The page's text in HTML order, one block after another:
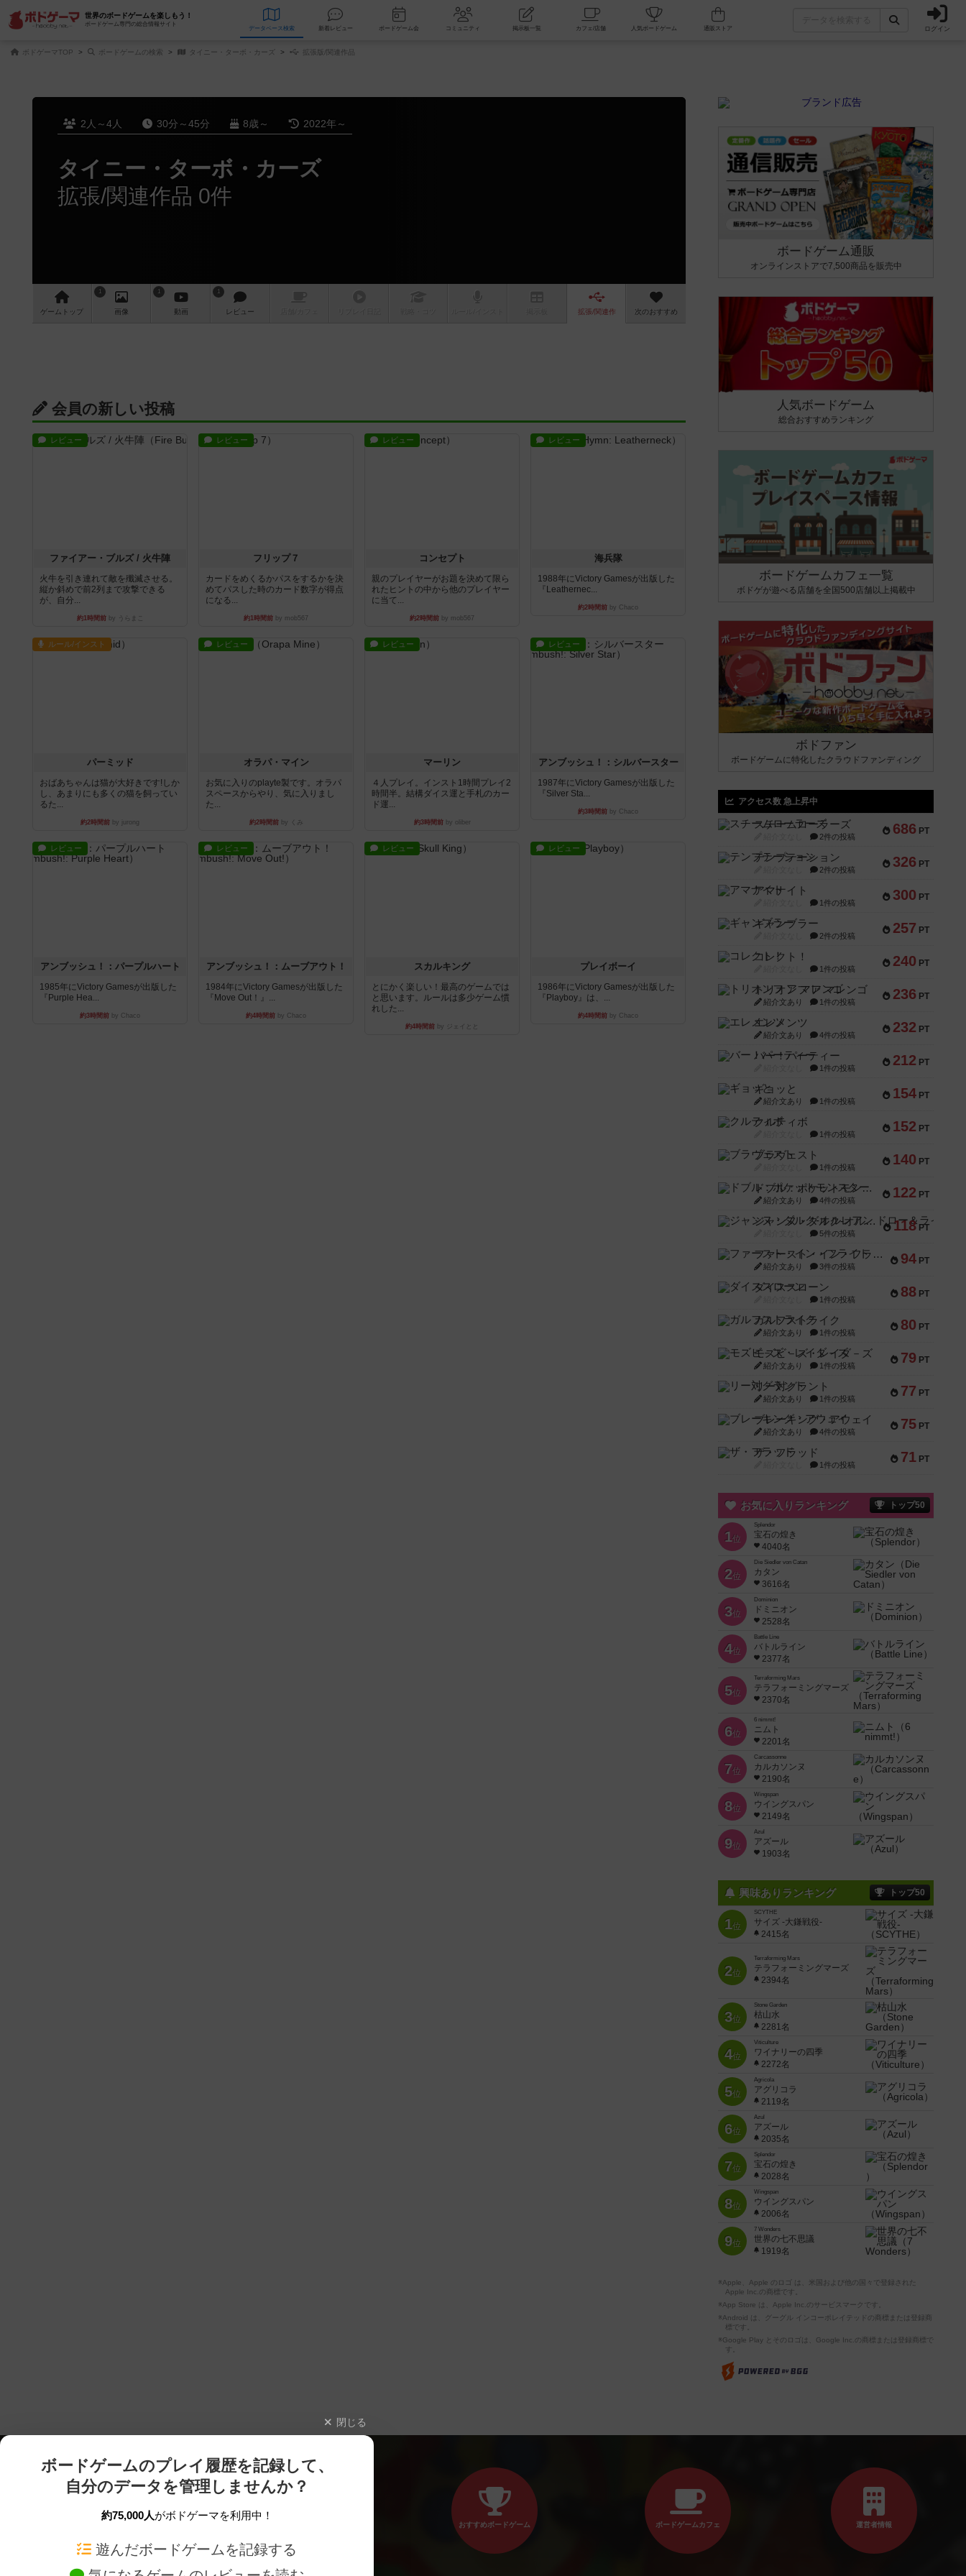
世界のボードゲームを楽しもう！
ボードゲーム専門の総合情報サイト
データベース 検索 新着レビュー ボードゲーム会 コミュニティ 掲示板一覧 カフェ/店舗 人気ボードゲーム ログイン
ボドゲーマTOP ボードゲームの検索 タイニー・ターボ・カーズ 拡張版/関連作品
2人～4人 30分～45分 8歳～ 2022年～
タイニー・ターボ・カーズ
拡張/関連作品 0件
ゲーム トップ
1
画像
1
動画
1
レビュー 拡張/関連作 次のおすすめ
会員の新しい投稿
レビュー
ファイアー・ブルズ / 火牛陣
火牛を引き連れて敵を殲滅させる。
縦か斜めで前2列まで攻撃できる
が、自分...
約1時間前by うらまこ
レビュー
フリップ７
カードをめくるかパスをするかを決
めてパスした時のカード数字が得点
になる...
約1時間前 by mob567
レビュー
コンセプト
親のプレイヤーがお題を決めて限ら
れたヒントの中から他のプレイヤー
に当て...
約2時間前 by mob567
レビュー
海兵隊
1988年にVictory Gamesが出版した
『Leathernec...
約2時間前 by Chaco
ルール/インスト
パーミッド
おばあちゃんは猫が大好きです!しか
し、あまりにも多くの猫を飼ってい
るた...
約2時間前 by jurong
レビュー
オラパ・マイン
お気に入りのplayte製です。オラパ
スペースからやり、気に入りまし
た...
約2時間前by くみ
レビュー
マーリン
４人プレイ。インスト1時間プレイ2
時間半。結構ダイス運と手札のカー
ド運...
約3時間前by oliber
レビュー
アンブッシュ！：シルバースター
1987年にVictory Gamesが出版した
『Silver Sta...
約3時間前 by Chaco
レビュー
アンブッシュ！：パープルハート
1985年にVictory Gamesが出版した
『Purple Hea...
約3時間前 by Chaco
レビュー
アンブッシュ！：ムーブアウト！
1984年にVictory Gamesが出版した
『Move Out！』...
約4時間前 by Chaco
レビュー
スカルキング
とにかく楽しい！最高のゲームでは
と思います。ルールは多少ゲーム慣
れした...
約4時間前 by ジェイとと
レビュー
プレイボーイ
1986年にVictory Gamesが出版した
『Playboy』は、...
約4時間前 by Chaco
ボードゲーム通販
オンラインストアで7,500商品を販売中
人気ボードゲーム
総合おすすめランキング
ボードゲームカフェ一覧
ボドゲが遊べる店舗を全国500店舗以上掲載中
ボドファン
ボードゲームに特化したクラウドファンディング
アクセス数 急上昇中
686 PT
スチームローラーズ
2件の投稿
326 PT
テンプテーション
2件の投稿
300 PT
アマナイト
1件の投稿
257 PT
ギャンブラー
2件の投稿
240 PT
コレクト！
1件の投稿
236 PT
トリオンフ ア マレンゴ
紹介文あり 1件の投稿
232 PT
エレメンツ
紹介文あり 4件の投稿
212 PT
バー！パーティー
1件の投稿
154 PT
ギョッと
紹介文あり 1件の投稿
152 PT
クルティボ
1件の投稿
140 PT
ブラヴェスト
1件の投稿
122 PT
ドブル：ポケットモンスター
紹介文あり 4件の投稿
118 PT
ジャンヌ・ダルク-オルレアン ドロー＆ライト
5件の投稿
94 PT
ファースト・イン・フライト
紹介文あり 3件の投稿
88 PT
ダイススローン
1件の投稿
80 PT
ガルフストライク
紹介文あり 1件の投稿
79 PT
モズビ－ズ・レイダ－ズ
紹介文あり 1件の投稿
77 PT
リー対グラント
紹介文あり 1件の投稿
75 PT
ブレーキング・アウェイ
紹介文あり 4件の投稿
71 PT
ザ・フラッド
1件の投稿
お気に入りランキング トップ50
1位
Splendor
宝石の煌き
4040名
2位
Die Siedler von Catan
カタン
3616名
3位
Dominion
ドミニオン
2528名
4位
Battle Line
バトルライン
2377名
5位
Terraforming Mars
テラフォーミングマーズ
2370名
6位
6 nimmt!
ニムト
2201名
7位
Carcassonne
カルカソンヌ
2190名
8位
Wingspan
ウイングスパン
2149名
9位
Azul
アズール
1903名
興味ありランキング トップ50
1位
SCYTHE
サイズ -大鎌戦役-
2415名
2位
Terraforming Mars
テラフォーミングマーズ
2394名
3位
Stone Garden
枯山水
2281名
4位
Viticulture
ワイナリーの四季
2272名
5位
Agricola
アグリコラ
2119名
6位
Azul
アズール
2035名
7位
Splendor
宝石の煌き
2028名
8位
Wingspan
ウイングスパン
2006名
9位
7 Wonders
世界の七不思議
1919名
※Apple、Apple のロゴ は、米国および他の国々で登録された
Apple Inc.の商標です。
※App Store は、Apple Inc.のサービスマークです。
※Android は、グーグル インコーポレイテッドの商標または登録商
標です。
※Google Play とそのロゴは、Google Inc.の商標または登録商標で
す。
閉じる
ボードゲームのプレイ履歴を記録して、
自分のデータを管理しませんか？
約75,000人がボドゲーマを利用中！
遊んだボードゲームを記録する
おすすめボードゲーム ボードゲームカフェ 運営者情報